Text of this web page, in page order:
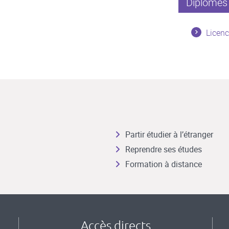
Partir étudier à l’étranger
Reprendre ses études
Formation à distance
Accès directs